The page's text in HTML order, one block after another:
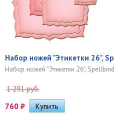
Набор ножей "Этикетки 26",
Набор ножей "Этикетки 26",
1 291 руб.
760 ₽